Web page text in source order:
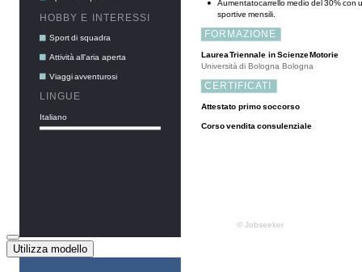
Utilizza modello